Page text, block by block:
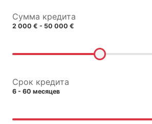
Сумма кредита
2 000 € - 50 000 €
Срок кредита
6 - 60 месяцев